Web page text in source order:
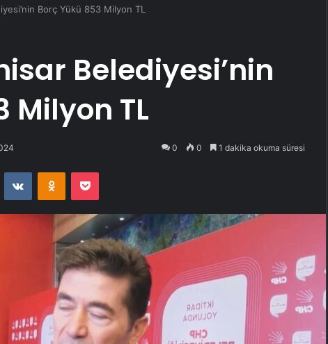
Borç Yükü 853 Milyon TL
Belediyesi’nin
Milyon TL
0 0 1 dakika okuma süresi
VKontakteOdnoklassniki
Pocket